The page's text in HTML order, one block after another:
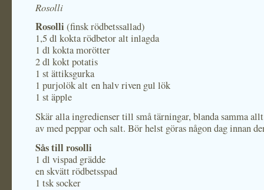
Rosolli
Rosolli (finsk rödbetssallad)
1,5 dl kokta rödbetor alt inlagda
1 dl kokta morötter
2 dl kokt potatis
1 st ättiksgurka
1 purjolök alt en halv riven gul lök
1 st äpple
Skär alla ingredienser till små tärningar, blanda samma
av med peppar och salt. Bör helst göras någon dag innan
Sås till rosolli
1 dl vispad grädde
en skvätt rödbetsspad
1 tsk socker